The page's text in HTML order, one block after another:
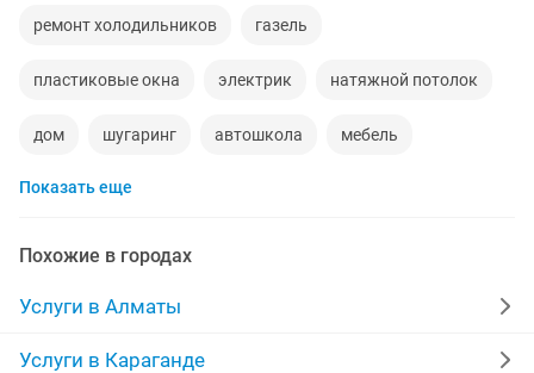
ремонт холодильников газель
пластиковые окна электрик натяжной потолок
дом шугаринг автошкола мебель
ремонт телевизоров
мебель на заказ
уколы на дому вывоз мусора
Показать еще
Похожие в городах
Услуги в Алматы
Услуги в Караганде